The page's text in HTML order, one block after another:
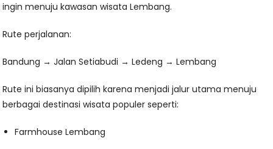
ingin menuju kawasan wisata Lembang.
Rute perjalanan:
Bandung → Jalan Setiabudi → Ledeng → Lembang
Rute ini biasanya dipilih karena menjadi jalur utama menuju
berbagai destinasi wisata populer seperti:
Farmhouse Lembang